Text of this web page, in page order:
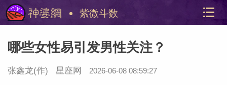
紫微斗数
哪些女性易引发男性关注？
张鑫龙(作) 星座网 2026-06-08 08:59:27